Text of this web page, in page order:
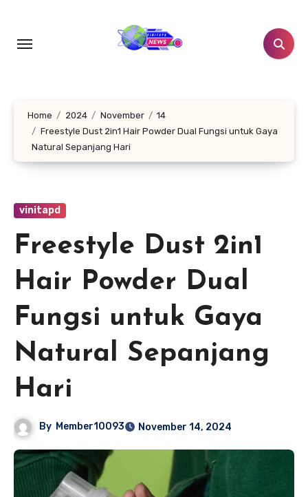
konten
Home 2024 November
14
Freestyle Dust 2in1 Hair Powder Dual Fungsi untuk Gaya
Natural Sepanjang Hari
vinitapd
Freestyle Dust 2in1
Hair Powder Dual
Fungsi untuk Gaya
Natural Sepanjang
Hari
By Member10093 November 14, 2024